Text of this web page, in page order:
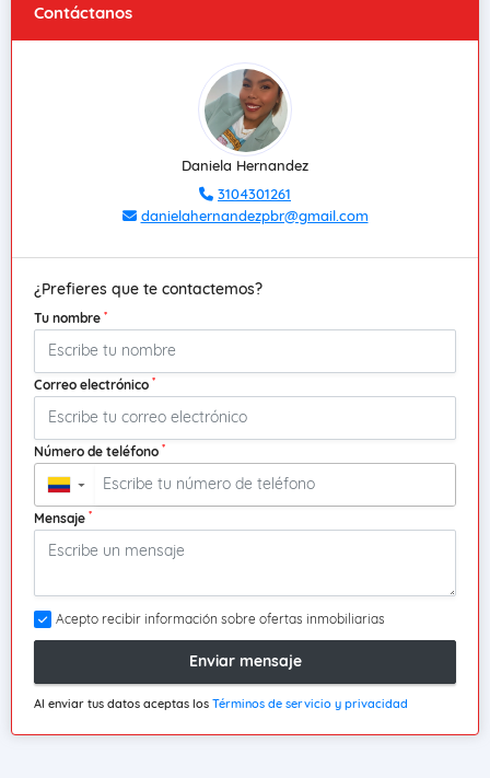
Contáctanos
Daniela Hernandez
3104301261
danielahernandezpbr@gmail.com
¿Prefieres que te contactemos?
Tu nombre *
Correo electrónico *
Número de teléfono *
▼
Mensaje *
Acepto recibir información sobre ofertas inmobiliarias
Enviar mensaje
Al enviar tus datos aceptas los Términos de servicio y privacidad